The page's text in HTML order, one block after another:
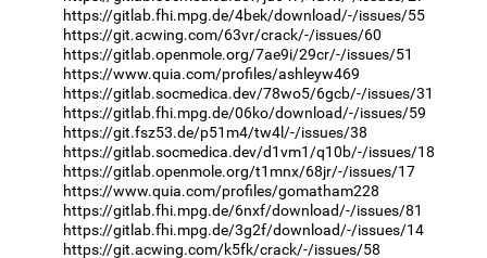
https://gitlab.fhi.mpg.de/4bek/download/-/issues/55
https://git.acwing.com/63vr/crack/-/issues/60
https://gitlab.openmole.org/7ae9i/29cr/-/issues/51
https://www.quia.com/profiles/ashleyw469
https://gitlab.socmedica.dev/78wo5/6gcb/-/issues/31
https://gitlab.fhi.mpg.de/06ko/download/-/issues/59
https://git.fsz53.de/p51m4/tw4l/-/issues/38
https://gitlab.socmedica.dev/d1vm1/q10b/-/issues/18
https://gitlab.openmole.org/t1mnx/68jr/-/issues/17
https://www.quia.com/profiles/gomatham228
https://gitlab.fhi.mpg.de/6nxf/download/-/issues/81
https://gitlab.fhi.mpg.de/3g2f/download/-/issues/14
https://git.acwing.com/k5fk/crack/-/issues/58